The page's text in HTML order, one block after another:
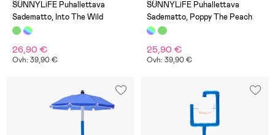
(0)
SUNNYLiFE Puhallettava
Sadematto, Into The Wild
26,90 €
Ovh: 39,90 €
(0)
SUNNYLiFE Puhallettava
Sadematto, Poppy The Peach
25,90 €
Ovh: 39,90 €